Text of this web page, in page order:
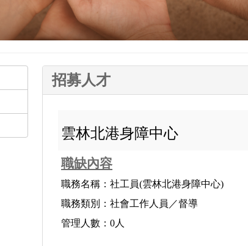
招募人才
雲林北港身障中心
職缺內容
職務名稱：社工員(雲林北港身障中心)
職務類別：社會工作人員／督導
管理人數：0人